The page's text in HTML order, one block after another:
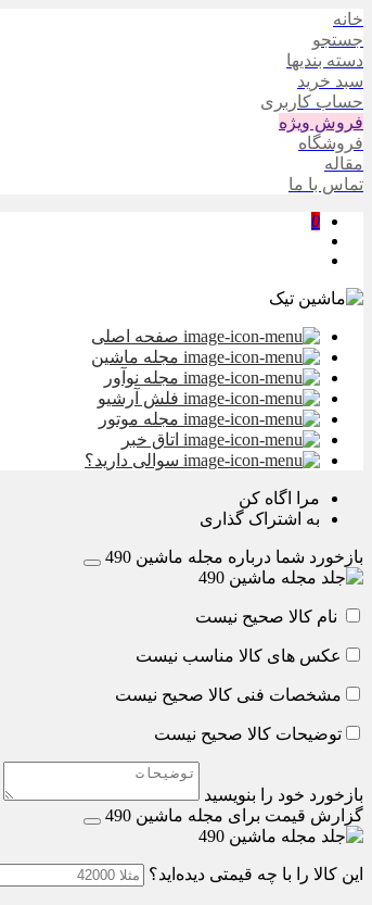
خانه
جستجو
دسته بندیها
سبد خرید
حساب کاربری
فروش ویژه
فروشگاه
مقاله
تماس با ما
0
صفحه اصلی
مجله ماشین
مجله نوآور
فلش آرشیو
مجله موتور
اتاق خبر
سوالی دارید؟
مرا اگاه کن
به اشتراک گذاری
بازخورد شما درباره مجله ماشین 490
نام کالا صحیح نیست
عکس های کالا مناسب نیست
مشخصات فنی کالا صحیح نیست
توضیحات کالا صحیح نیست
بازخورد خود را بنویسید
گزارش قیمت برای مجله ماشین 490
این کالا را با چه قیمتی دیده‌اید؟